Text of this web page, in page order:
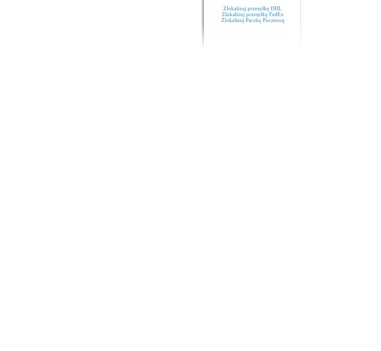
Zlokalizuj przesyłkę DHL
Zlokalizuj przesyłkę FedEx
Zlokalizuj Paczkę Pocztową